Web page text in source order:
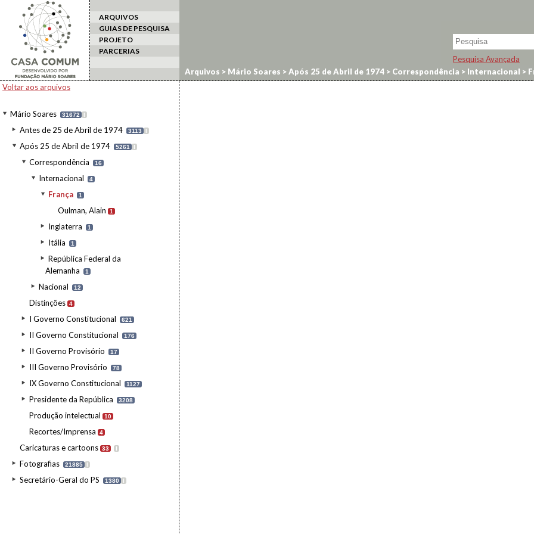
ARQUIVOS
GUIAS DE PESQUISA
PROJETO
PARCERIAS
Pesquisa Avançada
Voltar aos arquivos
Mário Soares 31672 I
Antes de 25 de Abril de 1974 3113 I
Após 25 de Abril de 1974 5261 I
Correspondência 16
Internacional 4
França 1
Oulman, Alain 1
Inglaterra 1
Itália 1
República Federal da
Alemanha
1
Nacional 12
Distinções 4
I Governo Constitucional 621
II Governo Constitucional 176
II Governo Provisório 17
III Governo Provisório 78
IX Governo Constitucional 1127
Presidente da República 3208
Produção intelectual 10
Recortes/Imprensa 4
Caricaturas e cartoons 33 I
Fotografias 21885 I
Secretário-Geral do PS 1380 I
Arquivos > Mário Soares >Após 25 de Abril de 1974 > Correspondência > Internacional >